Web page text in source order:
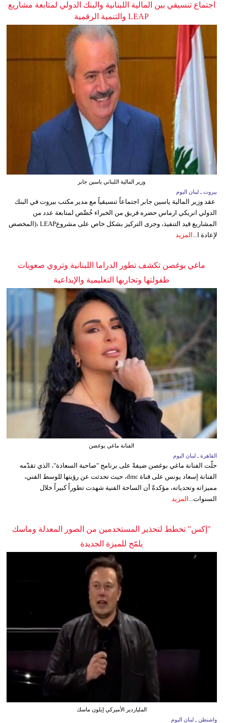
اجتماع تنسيقي بين المالية اللبنانية والبنك الدولي لمتابعة مشاريع
LEAP والتنمية الرقمية
وزير المالية اللبناني ياسين جابر
بيروت ـ لبنان اليوم
عقد وزير المالية ياسين جابر اجتماعاً تنسيقياً مع مدير مكتب بيروت في البنك
الدولي انريكي ارماس حضره فريق من الخبراء خُصِّص لمتابعة عدد من
المشاريع قيد التنفيذ، وجرى التركيز بشكل خاص على مشروعLEAP ،(المخصص
لإعادة ا... المزيد
ماغي بوغصن تكشف تطور الدراما اللبنانية وتروي صعوبات
طفولتها وتجاربها التعليمية والإبداعية
الفنانة ماغي بوغصن
القاهرة ـ لبنان اليوم
حلّت الفنانة ماغي بوغصن ضيفةً على برنامج "صاحبة السعادة"، الذي تقدّمه
الفنانة إسعاد يونس على قناة dmc، حيث تحدثت عن رؤيتها للوسط الفني،
مميزاته وتحدياته، مؤكدةً أن الساحة الفنية شهدت تطوراً كبيراً خلال
السنوات... المزيد
"إكس" تخطط لتحذير المستخدمين من الصور المعدلة وماسك
يلمّح للميزة الجديدة
الملياردير الأميركي إيلون ماسك
واشنطن ـ لبنان اليوم